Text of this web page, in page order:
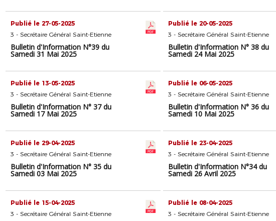
Publié le 27-05-2025
3 - Secrétaire Général Saint-Etienne
Bulletin d'Information N°39 du
Samedi 31 Mai 2025
Publié le 20-05-2025
3 - Secrétaire Général Saint-Etienne
Bulletin d'Information N° 38 du
Samedi 24 Mai 2025
Publié le 13-05-2025
3 - Secrétaire Général Saint-Etienne
Bulletin d'Information N° 37 du
Samedi 17 Mai 2025
Publié le 06-05-2025
3 - Secrétaire Général Saint-Etienne
Bulletin d'Information N° 36 du
Samedi 10 Mai 2025
Publié le 29-04-2025
3 - Secrétaire Général Saint-Etienne
Bulletin d'Information N° 35 du
Samedi 03 Mai 2025
Publié le 23-04-2025
3 - Secrétaire Général Saint-Etienne
Bulletin d'Information N°34 du
Samedi 26 Avril 2025
Publié le 15-04-2025
3 - Secrétaire Général Saint-Etienne
Publié le 08-04-2025
3 - Secrétaire Général Saint-Etienne